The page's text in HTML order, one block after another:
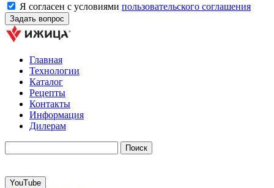
Я согласен с условиями пользовательского соглашения
Главная
Технологии
Каталог
Рецепты
Контакты
Информация
Дилерам
YouTube